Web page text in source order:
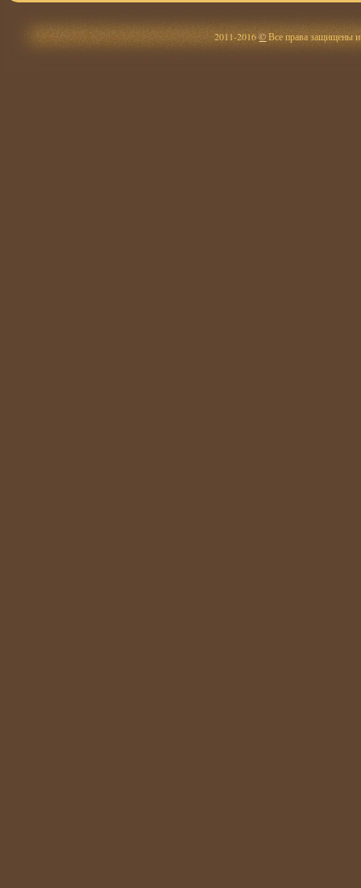
2011-2016©Все права защищены